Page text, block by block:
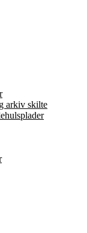
arkiv skilte